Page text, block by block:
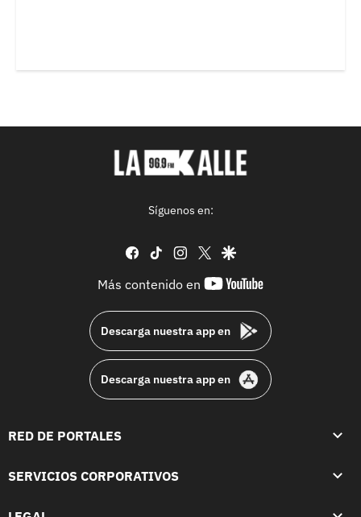
Síguenos en:
facebook
tiktok instagram
twittergoogle
Más contenido en
youtube-
Descarga nuestra app en
Descarga nuestra app en
RED DE PORTALES
SERVICIOS CORPORATIVOS